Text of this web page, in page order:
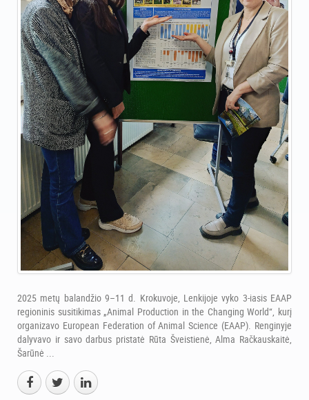
2025 metų balandžio 9–11 d. Krokuvoje, Lenkijoje vyko 3-iasis EAAP
regioninis susitikimas „Animal Production in the Changing World“, kurį
organizavo European Federation of Animal Science (EAAP). Renginyje
dalyvavo ir savo darbus pristatė Rūta Šveistienė, Alma Račkauskaitė,
Šarūnė ...